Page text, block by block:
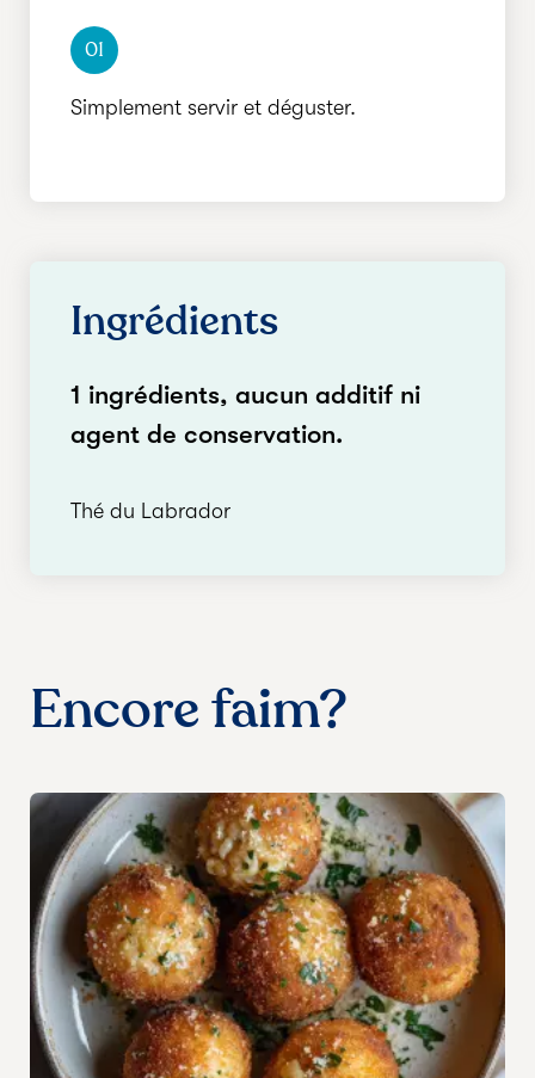
01
Simplement servir et déguster.
Ingrédients
1 ingrédients, aucun additif ni
agent de conservation.
Thé du Labrador
Encore faim?